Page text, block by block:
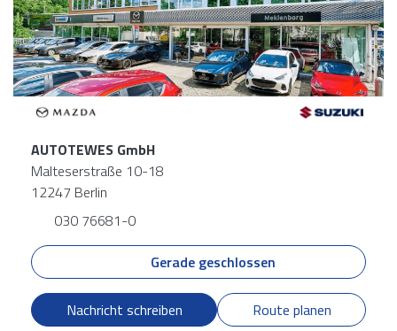
AUTOTEWES GmbH
Malteserstraße 10-18
12247 Berlin
030 76681-0
Gerade geschlossen
Nachricht schreiben Route planen